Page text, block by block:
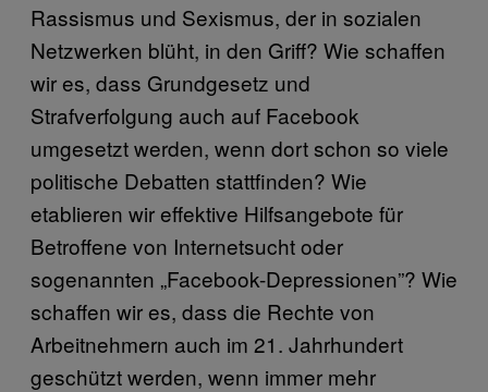
Rassismus und Sexismus, der in sozialen
Netzwerken blüht, in den Griff? Wie schaffen
wir es, dass Grundgesetz und
Strafverfolgung auch auf Facebook
umgesetzt werden, wenn dort schon so viele
politische Debatten stattfinden? Wie
etablieren wir effektive Hilfsangebote für
Betroffene von Internetsucht oder
sogenannten „Facebook-Depressionen”? Wie
schaffen wir es, dass die Rechte von
Arbeitnehmern auch im 21. Jahrhundert
geschützt werden, wenn immer mehr